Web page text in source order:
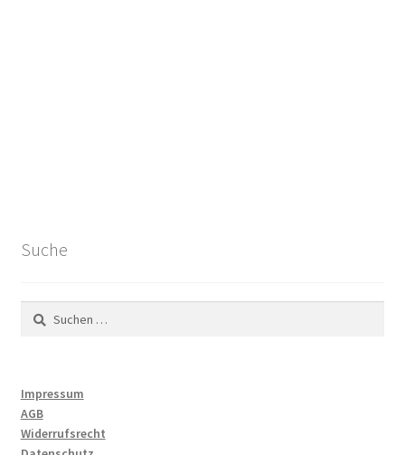
Suche
Suchen
nach:
Impressum
AGB
Widerrufsrecht